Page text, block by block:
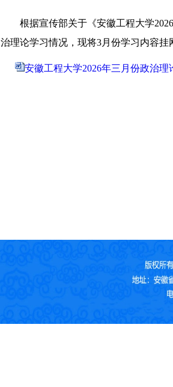
根据宣传部关于《安徽工程大学
治理论学习情况，现将3月份学习内容挂
安徽工程大学2026年三月份政治理